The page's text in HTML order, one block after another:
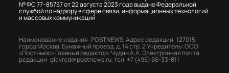
№ ФС 77–85757 от 22 августа 2023 года выдано Федеральной
службой по надзору в сфере связи, информационных технологий
и массовых коммуникаций
Наименование издания: POSTNEWS,Адрес редакции: 127015,
город Москва, Бумажный проезд, д. 14 стр. 2Учредитель: ООО
«Постньюс» Главный редактор: Чудин А.А.Электронная почта
редакции:glavred@postnews.ru,тел. +7 (495) 66-33-811